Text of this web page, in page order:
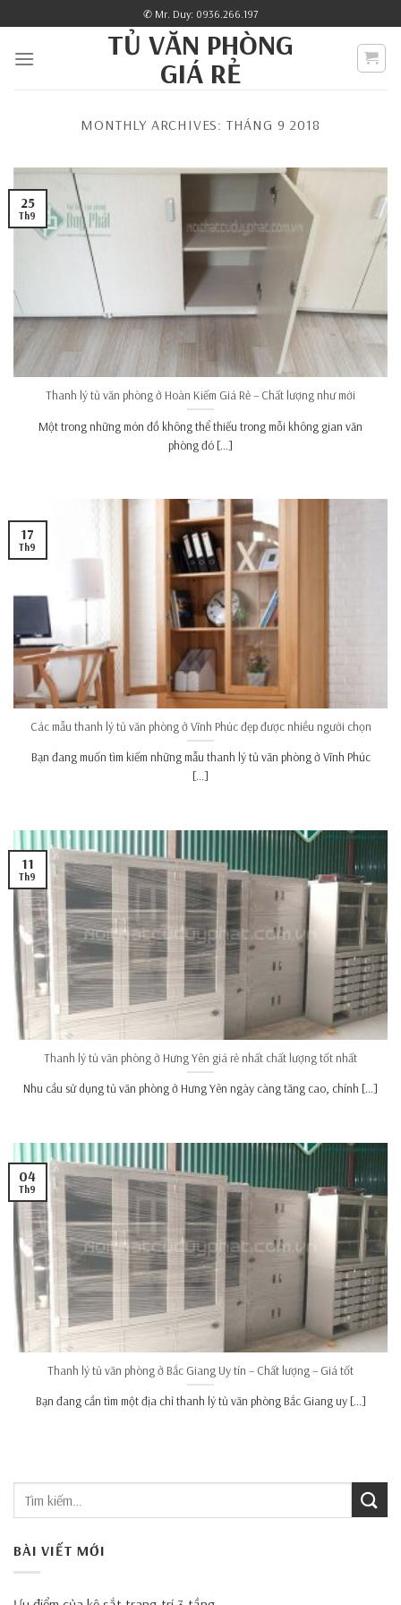
to
content
✆ Mr. Duy: 0936.266.197
TỦ VĂN PHÒNG
GIÁ RẺ
MONTHLY ARCHIVES: THÁNG 9 2018
Thanh lý tủ văn phòng ở Hoàn Kiếm Giá Rẻ – Chất lượng như mới
Một trong những món đồ không thể thiếu trong mỗi không gian văn
phòng đó [...]
25
Th9
Các mẫu thanh lý tủ văn phòng ở Vĩnh Phúc đẹp được nhiều người chọn
Bạn đang muốn tìm kiếm những mẫu thanh lý tủ văn phòng ở Vĩnh Phúc
[...]
17
Th9
Thanh lý tủ văn phòng ở Hưng Yên giá rẻ nhất chất lượng tốt nhất
Nhu cầu sử dụng tủ văn phòng ở Hưng Yên ngày càng tăng cao, chính [...]
11
Th9
Thanh lý tủ văn phòng ở Bắc Giang Uy tín – Chất lượng – Giá tốt
Bạn đang cần tìm một địa chỉ thanh lý tủ văn phòng Bắc Giang uy [...]
04
Th9
BÀI VIẾT MỚI